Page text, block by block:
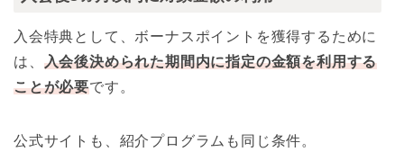
入会特典として、ボーナスポイントを獲得するために
は、 入会後決められた期間内に指定の金額を利用する
ことが必要です。
公式サイトも、紹介プログラムも同じ条件。